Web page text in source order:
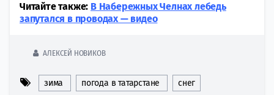
Читайте также: В Набережных Челнах лебедь
запутался в проводах — видео
АЛЕКСЕЙ НОВИКОВ
зима погода в татарстане снег